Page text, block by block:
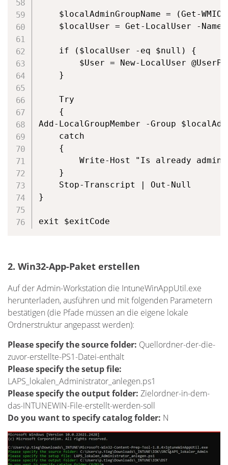
$localAdminGroupName = (Get-
$localUser = Get-LocalUser -Name
    if ($localUser -eq $null) {
$User = New-LocalUser
    }
    Try
    {
Add-LocalGroupMember -Group
    catch
    {
Write-Host "Is already admin
    }
    Stop-Transcript | Out-Null
}
exit $exitCode
2. Win32-App-Paket erstellen
Auf der Admin-Workstation die IntuneWinAppUtil.exe
herunterladen, ausführen und mit folgenden Parametern
bestätigen (die Pfade müssen an die eigene lokale
Ordnerstruktur angepasst werden):
Please specify the source folder: Quellordner-der-die-
zuvor-erstellte-PS1-Datei-enthält
Please specify the setup file:
LAPS_lokalen_Administrator_anlegen.ps1
Please specify the output folder: Zielordner-in-dem-
das-INTUNEWIN-File-erstellt-werden-soll
Do you want to specify catalog folder: N